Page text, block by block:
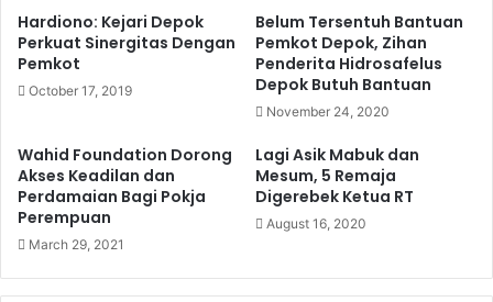
Hardiono: Kejari Depok
Perkuat Sinergitas Dengan
Pemkot
October 17, 2019
Belum Tersentuh Bantuan
Pemkot Depok, Zihan
Penderita Hidrosafelus
Depok Butuh Bantuan
November 24, 2020
Wahid Foundation Dorong
Akses Keadilan dan
Perdamaian Bagi Pokja
Perempuan
March 29, 2021
Lagi Asik Mabuk dan
Mesum, 5 Remaja
Digerebek Ketua RT
August 16, 2020